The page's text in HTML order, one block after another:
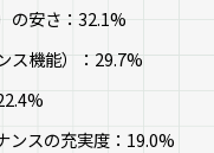
の安さ：32.1%
ス機能）：29.7%
ンスの充実度：19.0%